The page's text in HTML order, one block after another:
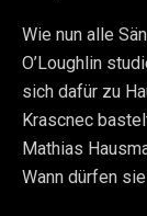
Wie nun alle
O’Loughlin
sich dafür zu
Krascnec
Mathias
Wann dürfen